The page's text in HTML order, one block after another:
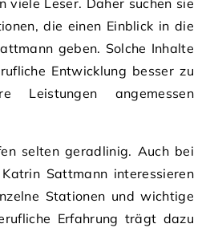
viele Leser. Daher suchen sie
die einen Einblick in die
geben. Solche Inhalte
Entwicklung besser zu
Leistungen angemessen
selten geradlinig. Auch bei
Sattmann interessieren
Stationen und wichtige
Erfahrung trägt dazu